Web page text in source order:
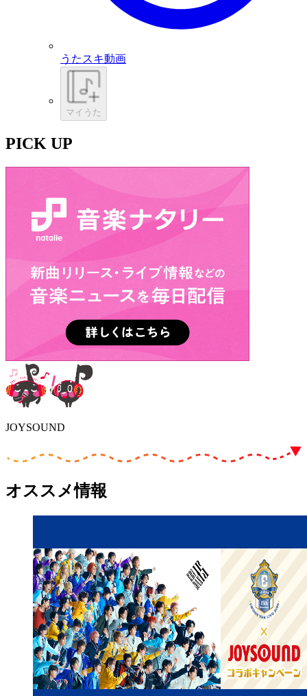
うたスキ動画
マイうた
PICK UP
JOYSOUND
オススメ情報